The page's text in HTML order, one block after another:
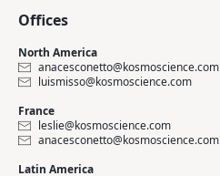
Offices
North America
anacesconetto@kosmoscience.com
luismisso@kosmoscience.com
France
leslie@kosmoscience.com
anacesconetto@kosmoscience.com
Latin America